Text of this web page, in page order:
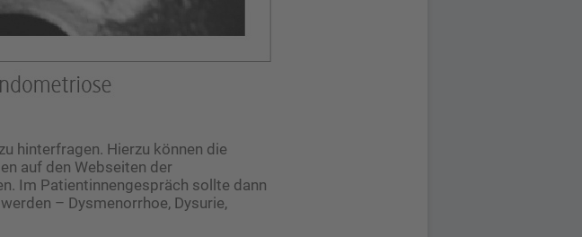
hinterfragen. Hierzu können die
auf den Webseiten der
Im Patientinnengespräch sollte dann
– Dysmenorrhoe, Dysurie,